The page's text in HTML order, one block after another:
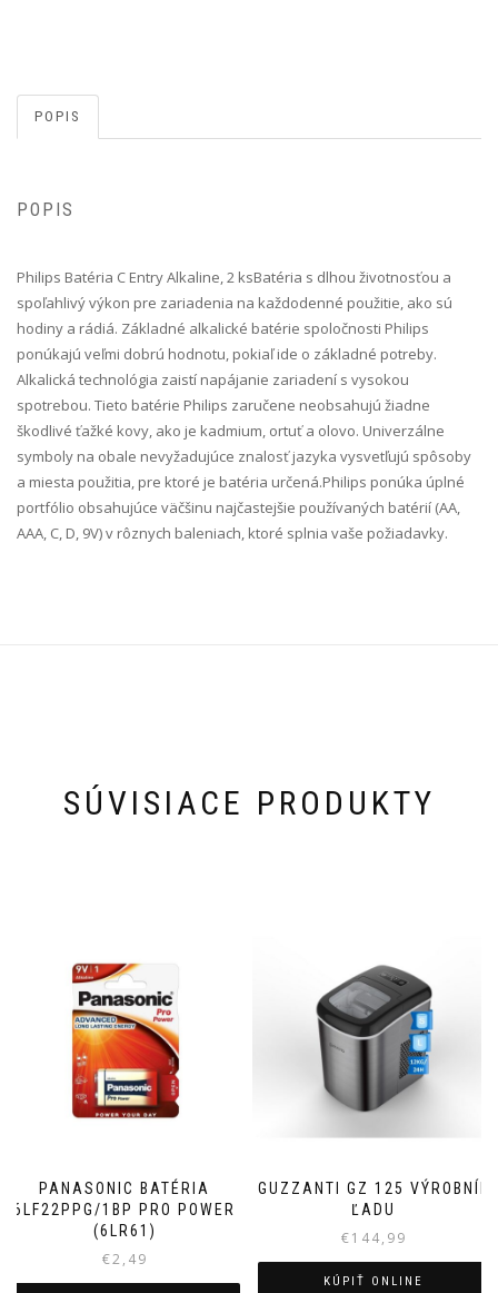
POPIS
POPIS
Philips Batéria C Entry Alkaline, 2 ks Batéria s dlhou životnosťou a
spoľahlivý výkon pre zariadenia na každodenné použitie, ako sú
hodiny a rádiá. Základné alkalické batérie spoločnosti Philips
ponúkajú veľmi dobrú hodnotu, pokiaľ ide o základné potreby.
Alkalická technológia zaistí napájanie zariadení s vysokou
spotrebou. Tieto batérie Philips zaručene neobsahujú žiadne
škodlivé ťažké kovy, ako je kadmium, ortuť a olovo. Univerzálne
symboly na obale nevyžadujúce znalosť jazyka vysvetľujú spôsoby
a miesta použitia, pre ktoré je batéria určená.Philips ponúka úplné
portfólio obsahujúce väčšinu najčastejšie používaných batérií (AA,
AAA, C, D, 9V) v rôznych baleniach, ktoré splnia vaše požiadavky.
SÚVISIACE PRODUKTY
PANASONIC BATÉRIA
6LF22PPG/1BP PRO POWER
(6LR61)
€2,49
GUZZANTI GZ 125 VÝROBNÍK
ĽADU
€144,99
KÚPIŤ ONLINE